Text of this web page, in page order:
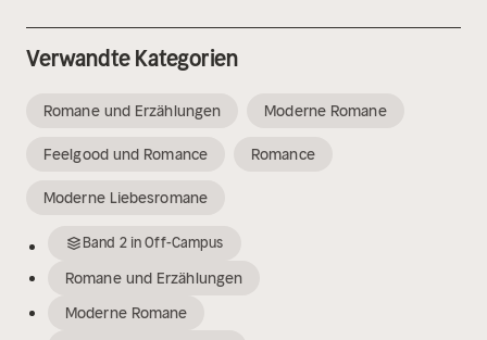
Verwandte Kategorien
Romane und Erzählungen Moderne Romane
Feelgood und Romance Romance
Moderne Liebesromane
Band 2inOff-Campus
Romane und Erzählungen
Moderne Romane